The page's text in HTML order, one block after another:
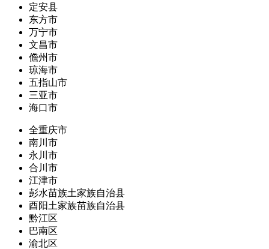
定安县
东方市
万宁市
文昌市
儋州市
琼海市
五指山市
三亚市
海口市
全重庆市
南川市
永川市
合川市
江津市
彭水苗族土家族自治县
酉阳土家族苗族自治县
黔江区
巴南区
渝北区